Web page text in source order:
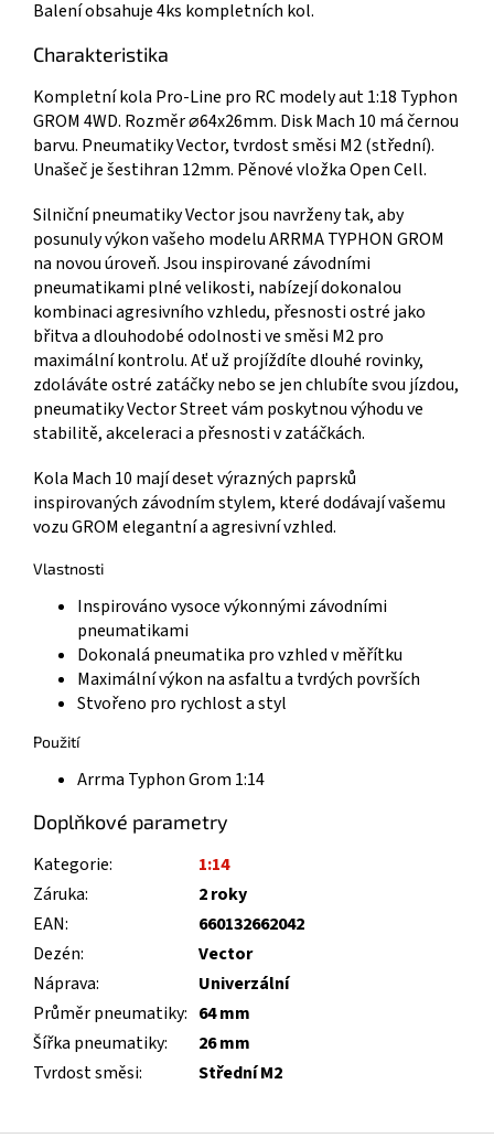
Balení obsahuje 4ks kompletních kol.
Charakteristika
Kompletní kola Pro-Line pro RC modely aut 1:18 Typhon
GROM 4WD. Rozměr ⌀64x26mm. Disk Mach 10 má černou
barvu. Pneumatiky Vector, tvrdost směsi M2 (střední).
Unašeč je šestihran 12mm. Pěnové vložka Open Cell.
Silniční pneumatiky Vector jsou navrženy tak, aby
posunuly výkon vašeho modelu ARRMA TYPHON GROM
na novou úroveň. Jsou inspirované závodními
pneumatikami plné velikosti, nabízejí dokonalou
kombinaci agresivního vzhledu, přesnosti ostré jako
břitva a dlouhodobé odolnosti ve směsi M2 pro
maximální kontrolu. Ať už projíždíte dlouhé rovinky,
zdoláváte ostré zatáčky nebo se jen chlubíte svou jízdou,
pneumatiky Vector Street vám poskytnou výhodu ve
stabilitě, akceleraci a přesnosti v zatáčkách.
Kola Mach 10 mají deset výrazných paprsků
inspirovaných závodním stylem, které dodávají vašemu
vozu GROM elegantní a agresivní vzhled.
Vlastnosti
Inspirováno vysoce výkonnými závodními
pneumatikami
Dokonalá pneumatika pro vzhled v měřítku
Maximální výkon na asfaltu a tvrdých površích
Stvořeno pro rychlost a styl
Použití
Arrma Typhon Grom 1:14
Doplňkové parametry
Kategorie:
1:14
Záruka:
2 roky
EAN:
660132662042
Dezén:
Vector
Náprava:
Univerzální
Průměr pneumatiky: 64 mm
Šířka pneumatiky:
26 mm
Tvrdost směsi: Střední M2